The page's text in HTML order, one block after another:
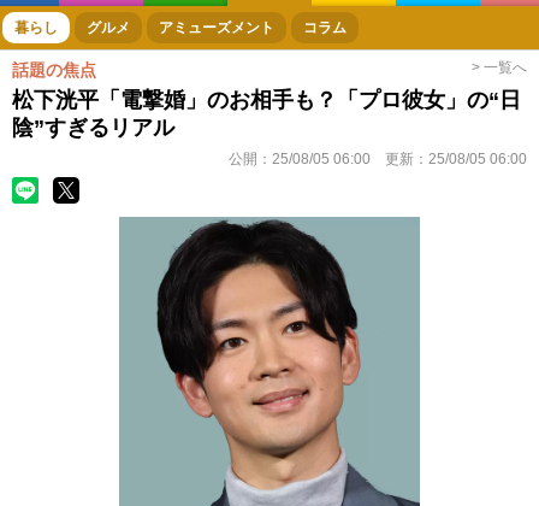
ボートレース 競輪 オートレース
暮らし グルメ アミューズメント コラム
話題の焦点 > 一覧へ
松下洸平「電撃婚」のお相手も？「プロ彼女」の“日
陰”すぎるリアル
公開： 25/08/05 06:00 更新： 25/08/05 06:00